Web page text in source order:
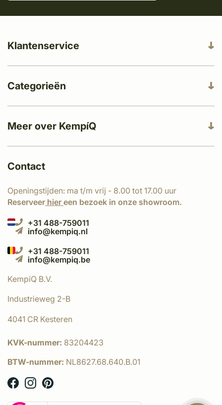
Meer over KempíQ
Klantenservice
Categorieën
Contact
Openingstijden: ma t/m vrij - 8.00 tot 17.00 uur
Reserveer hier een bezoek in onze showroom.
+31 488-759011
info@kempiq.nl
+31 488-759011
info@kempiq.be
KempíQ B.V.
Industrieweg 2-B
4041 CR Kesteren
KVK-nummer: 83204423
BTW-nummer: NL8627.68.640.B.01